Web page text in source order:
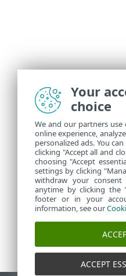
Your
choice
We and our partners
online experience,
personalized ads. You
clicking "Accept all and
choosing "Accept
settings by clicking
withdraw your
anytime by clicking the
footer or in your
information, see our
ACCEPT